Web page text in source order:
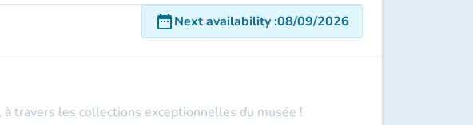
date_rangeNext availability:08/09/2026
travers les collections exceptionnelles du musée !